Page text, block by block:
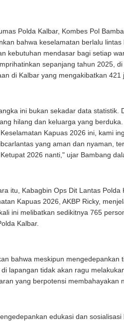
Polda Kalbar, Kombes Pol
bahwa keselamatan berlalu
kebutuhan mendasar bagi setiap
sepanjang tahun 2025,
di Kalbar yang mengakibatkan 421
ini bukan sekadar data statistik.
hilang dan keluarga yang
Kapuas 2026 ini, kami
yang aman dan nyaman,
2026 nanti," ujar Bambang
itu, Kabagbin Ops Dit Lantas Polda
Kapuas 2026, AKBP Ricky,
ini melibatkan sedikitnya 765
Kalbar.
bahwa meskipun mengedepankan
di lapangan tidak akan ragu
yang berpotensi membahayakan
edukasi dan